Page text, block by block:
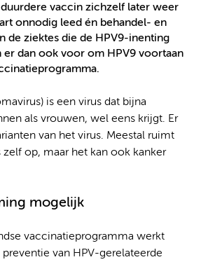
vaccin zichzelf later weer
onnodig leed én behandel- en
de ziektes die de HPV9-inenting
dan ook voor om HPV9 voortaan
is een virus dat bijna
als vrouwen, wel eens krijgt. Er
van het virus. Meestal ruimt
op, maar het kan ook kanker
mogelijk
vaccinatieprogramma werkt
van HPV-gerelateerde